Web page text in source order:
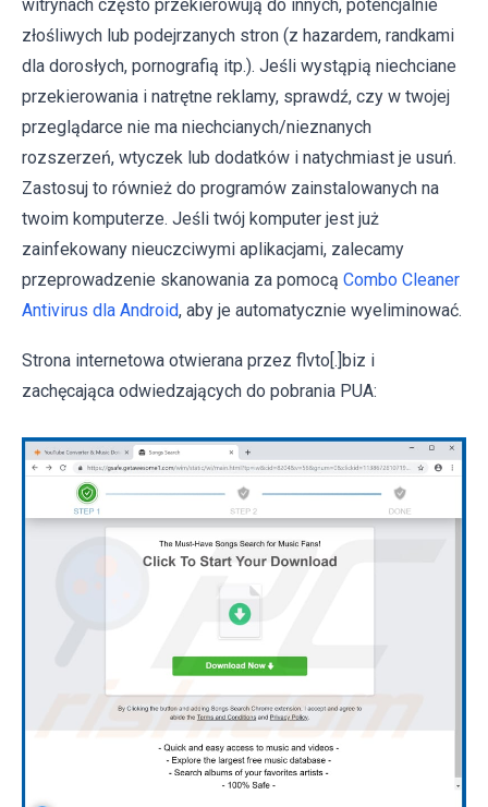
witrynach często przekierowują do innych, potencjalnie
złośliwych lub podejrzanych stron (z hazardem, randkami
dla dorosłych, pornografią itp.). Jeśli wystąpią niechciane
przekierowania i natrętne reklamy, sprawdź, czy w twojej
przeglądarce nie ma niechcianych/nieznanych
rozszerzeń, wtyczek lub dodatków i natychmiast je usuń.
Zastosuj to również do programów zainstalowanych na
twoim komputerze. Jeśli twój komputer jest już
zainfekowany nieuczciwymi aplikacjami, zalecamy
przeprowadzenie skanowania za pomocą Combo Cleaner
Antivirus dla Android, aby je automatycznie wyeliminować.
Strona internetowa otwierana przez flvto[.]biz i
zachęcająca odwiedzających do pobrania PUA: